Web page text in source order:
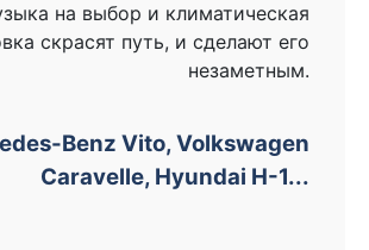
на выбор и климатическая
скрасят путь, и сделают его
незаметным.
Benz Vito, Volkswagen
Caravelle, Hyundai H-1...